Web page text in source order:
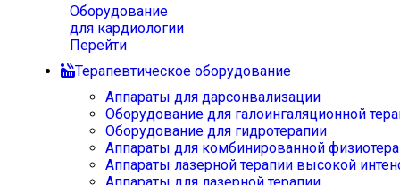
Оборудование
для кардиологии
Перейти
Терапевтическое оборудование
Аппараты для дарсонвализации
Оборудование для галоингаляционной
Оборудование для гидротерапии
Аппараты для комбинированной
Аппараты лазерной терапии высокой